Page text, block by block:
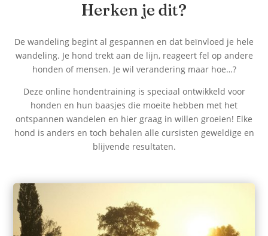
Herken je dit?
De wandeling begint al gespannen en dat beïnvloed je hele
wandeling. Je hond trekt aan de lijn, reageert fel op andere
honden of mensen. Je wil verandering maar hoe…?
Deze online hondentraining is speciaal ontwikkeld voor
honden en hun baasjes die moeite hebben met het
ontspannen wandelen en hier graag in willen groeien! Elke
hond is anders en toch behalen alle cursisten geweldige en
blijvende resultaten.